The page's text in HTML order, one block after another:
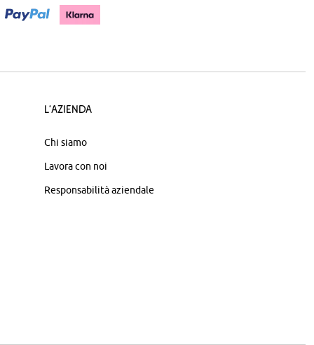
L'azienda
Chi siamo
Lavora con noi
Responsabilità aziendale